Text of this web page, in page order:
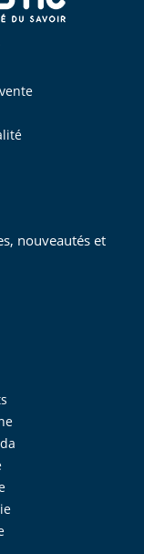
nouveautés et